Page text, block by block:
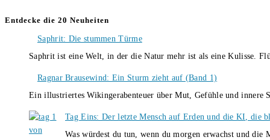
Entdecke die 20 Neuheiten
Saphrit: Die stummen Türme
Saphrit ist eine Welt, in der die Natur mehr ist als eine Kulisse.
Ragnar Brausewind: Ein Sturm zieht auf (Band 1)
Ein illustriertes Wikingerabenteuer über Mut, Gefühle und
Tag Eins: Der letzte Mensch auf Erden und die KI, die
Was würdest du tun, wenn du morgen erwachst und